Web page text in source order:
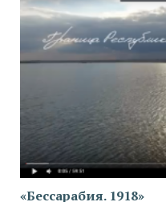
«Бессарабия. 1918»